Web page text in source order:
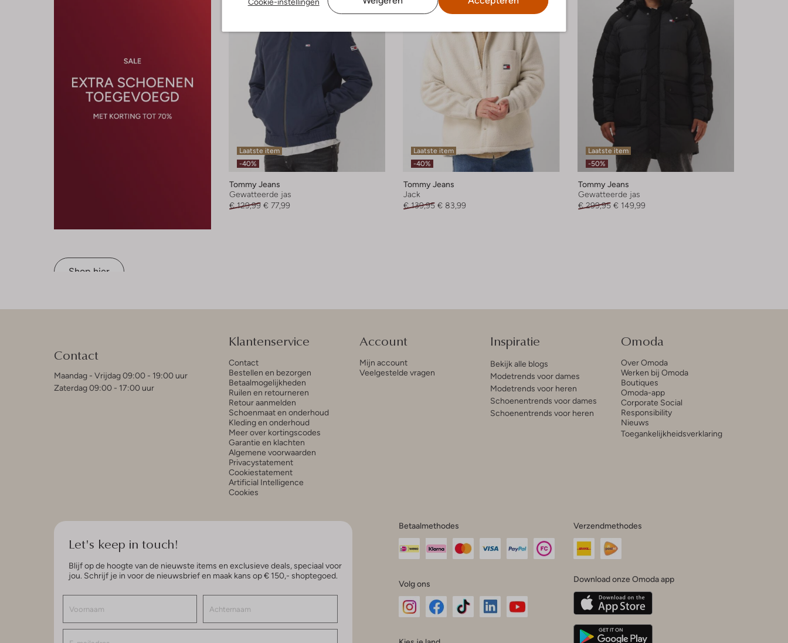
Shop hier
Laatste item
-40%
Tommy Jeans
Gewatteerde jas
€ 129,99 € 77,99
Laatste item
-40%
Tommy Jeans
Jack
€ 139,95 € 83,99
Laatste item
-50%
Tommy Jeans
Gewatteerde jas
€ 299,95 € 149,99
Contact
Maandag - Vrijdag 09:00 - 19:00 uur
Zaterdag 09:00 - 17:00 uur
Klantenservice
Contact
Bestellen en bezorgen
Betaalmogelijkheden
Ruilen en retourneren
Retour aanmelden
Schoenmaat en onderhoud
Kleding en onderhoud
Meer over kortingscodes
Garantie en klachten
Algemene voorwaarden
Privacystatement
Cookiestatement
Artificial Intelligence
Cookies
Account
Mijn account
Veelgestelde vragen
Inspiratie
Bekijk alle blogs
Modetrends voor dames
Modetrends voor heren
Schoenentrends voor dames
Schoenentrends voor heren
Omoda
Over Omoda
Werken bij Omoda
Boutiques
Omoda-app
Corporate Social
Responsibility
Nieuws
Toegankelijkheidsverklaring
Let's keep in touch!
Blijf op de hoogte van de nieuwste items en exclusieve deals, speciaal voor
jou. Schrijf je in voor de nieuwsbrief en maak kans op € 150,- shoptegoed.
Betaalmethodes
Volg ons
Verzendmethodes
Download onze Omoda app